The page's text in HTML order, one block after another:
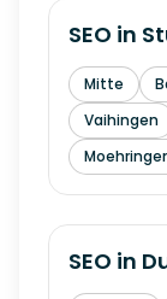
SEO in
Mitte
Vaihingen
SEO in